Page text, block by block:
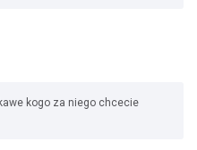
kogo za niego chcecie